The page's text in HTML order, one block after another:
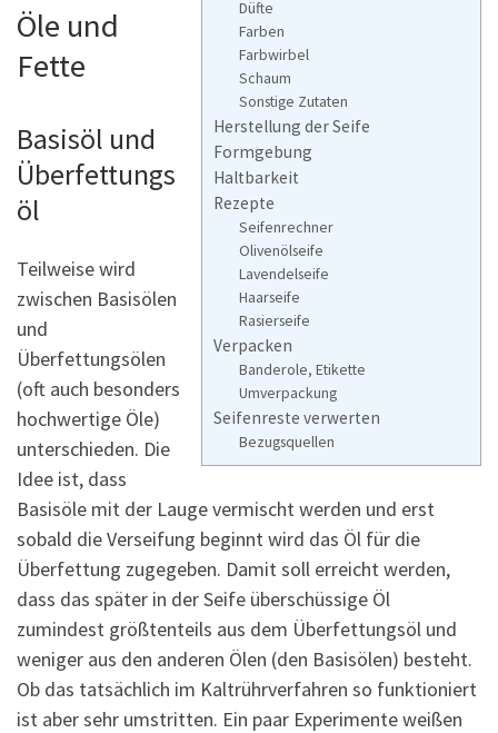
Düfte
Farben
Farbwirbel
Schaum
Sonstige Zutaten
Herstellung der Seife
Formgebung
Haltbarkeit
Rezepte
Seifenrechner
Olivenölseife
Lavendelseife
Haarseife
Rasierseife
Verpacken
Banderole, Etikette
Umverpackung
Seifenreste verwerten
Bezugsquellen
Öle und
Fette
Basisöl und
Überfettungs
öl
Teilweise wird
zwischen Basisölen
und
Überfettungsölen
(oft auch besonders
hochwertige Öle)
unterschieden. Die
Idee ist, dass
Basisöle mit der Lauge vermischt werden und erst
sobald die Verseifung beginnt wird das Öl für die
Überfettung zugegeben. Damit soll erreicht werden,
dass das später in der Seife überschüssige Öl
zumindest größtenteils aus dem Überfettungsöl und
weniger aus den anderen Ölen (den Basisölen) besteht.
Ob das tatsächlich im Kaltrührverfahren so funktioniert
ist aber sehr umstritten. Ein paar Experimente weißen